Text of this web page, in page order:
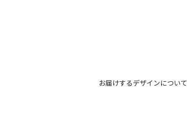
お届けするデザインについて